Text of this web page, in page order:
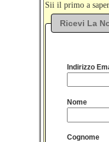
Sii il primo a
Ricevi La
Indirizzo
Nome
Cognome